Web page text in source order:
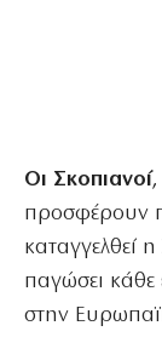
Οι Σκοπιανοί,
προσφέρουν
καταγγελθεί
παγώσει κάθε
στην